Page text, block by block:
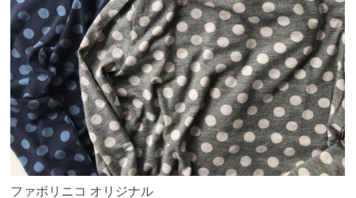
ファボリニコ オリジナル